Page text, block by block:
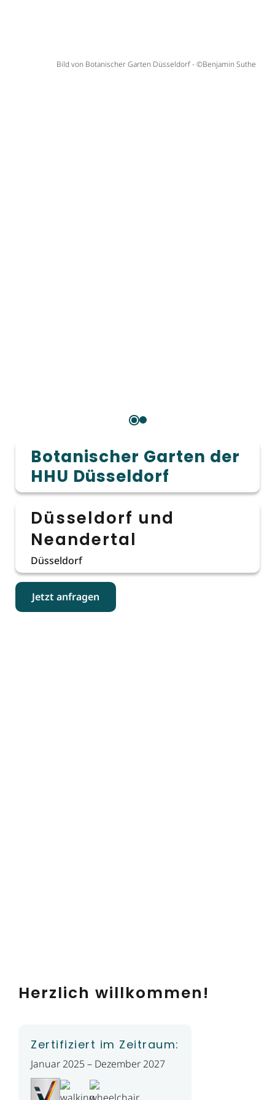
Botanischer Garten der
HHU Düsseldorf
Düsseldorf und
Neandertal
Düsseldorf
Jetzt anfragen
Bild von Botanischer Garten Düsseldorf - ©Benjamin Suthe
Herzlich willkommen!
Zertifiziert im Zeitraum:
Januar 2025 – Dezember 2027